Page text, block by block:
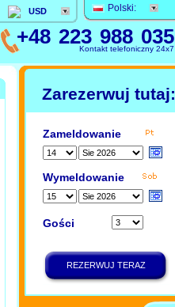
Polski:
USD
+48 223 988 035
Kontakt telefoniczny 24x7
Zarezerwuj tutaj:
Zameldowanie
Wymeldowanie
Gości
REZERWUJ TERAZ